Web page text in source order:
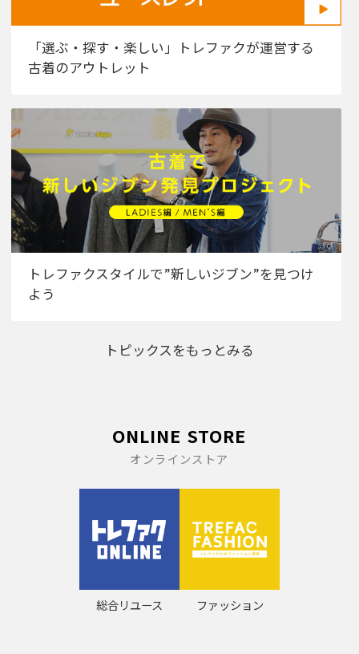
「選ぶ・探す・楽しい」トレファクが運営する
古着のアウトレット
トレファクスタイルで”新しいジブン”を見つけ
よう
トピックスをもっとみる
ONLINE STORE
オンラインストア
総合リユース ファッション